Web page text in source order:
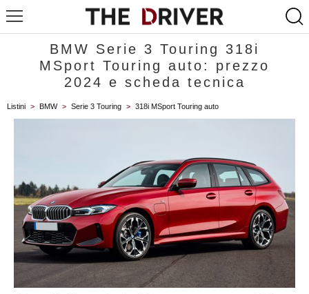
BMW Serie 3 Touring 318i
MSport Touring auto: prezzo
2024 e scheda tecnica
Listini > BMW > Serie 3 Touring > 318i MSport Touring auto